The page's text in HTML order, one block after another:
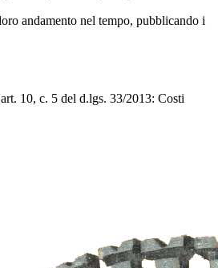
andamento nel tempo, pubblicando i
10, c. 5 del d.lgs. 33/2013: Costi